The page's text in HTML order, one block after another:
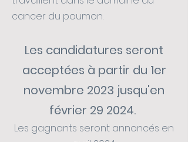
cancer du poumon.
Les candidatures seront
acceptées à partir du 1er
novembre 2023 jusqu'en
février 29 2024.
Les gagnants seront annoncés en